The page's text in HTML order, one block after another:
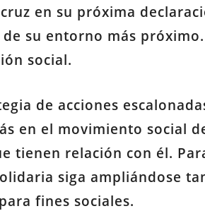
en su próxima
su entorno más
social.
de acciones
en el movimiento social
tienen relación con él.
siga ampliándose
fines sociales.